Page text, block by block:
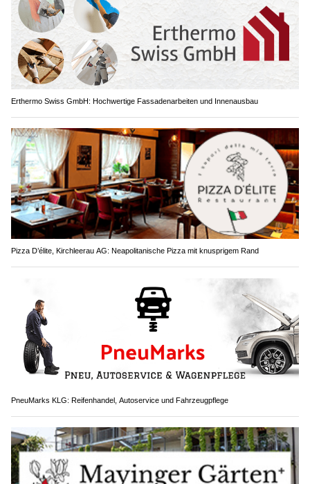
Erthermo Swiss GmbH: Hochwertige Fassadenarbeiten und Innenausbau
Pizza D’élite, Kirchleerau AG: Neapolitanische Pizza mit knusprigem Rand
PneuMarks KLG: Reifenhandel, Autoservice und Fahrzeugpflege